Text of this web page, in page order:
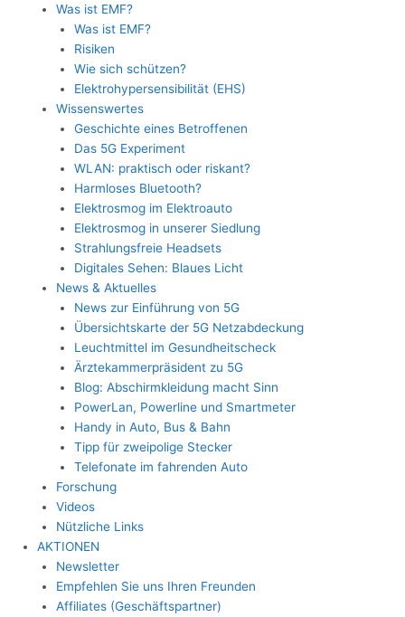
Was ist EMF?
Was ist EMF?
Risiken
Wie sich schützen?
Elektrohypersensibilität (EHS)
Wissenswertes
Geschichte eines Betroffenen
Das 5G Experiment
WLAN: praktisch oder riskant?
Harmloses Bluetooth?
Elektrosmog im Elektroauto
Elektrosmog in unserer Siedlung
Strahlungsfreie Headsets
Digitales Sehen: Blaues Licht
News & Aktuelles
News zur Einführung von 5G
Übersichtskarte der 5G Netzabdeckung
Leuchtmittel im Gesundheitscheck
Ärztekammerpräsident zu 5G
Blog: Abschirmkleidung macht Sinn
PowerLan, Powerline und Smartmeter
Handy in Auto, Bus & Bahn
Tipp für zweipolige Stecker
Telefonate im fahrenden Auto
Forschung
Videos
Nützliche Links
AKTIONEN
Newsletter
Empfehlen Sie uns Ihren Freunden
Affiliates (Geschäftspartner)